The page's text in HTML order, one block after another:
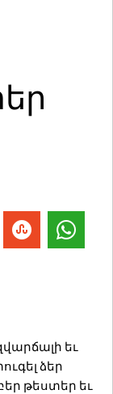
եւ
ձեր
թեստեր եւ